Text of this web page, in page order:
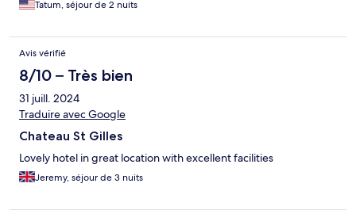
Tatum, séjour de 2 nuits
Avis vérifié
8/10 – Très bien
31 juill. 2024
Traduire avec Google
Chateau St Gilles
Lovely hotel in great location with excellent facilities
Jeremy, séjour de 3 nuits